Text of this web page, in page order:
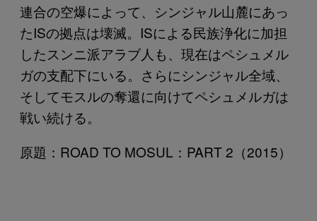
連合の空爆によって、シンジャル山麓にあっ
たISの拠点は壊滅。ISによる民族浄化に加担
したスンニ派アラブ人も、現在はペシュメル
ガの支配下にいる。さらにシンジャル全域、
そしてモスルの奪還に向けてペシュメルガは
戦い続ける。
原題：ROAD TO MOSUL：PART 2（2015）